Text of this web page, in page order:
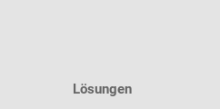
Lösungen